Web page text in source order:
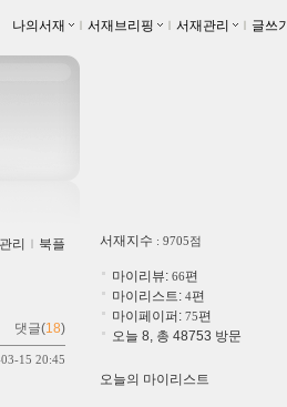
나의서재 ｌ 서재브리핑 ｌ 서재관리 ｌ 글쓰기
리 ｌ 북플
댓글(18)
15 20:45
서재지수 : 9705점
마이리뷰: 66편
마이리스트: 4편
마이페이퍼: 75편
오늘 8, 총 48753 방문
오늘의 마이리스트